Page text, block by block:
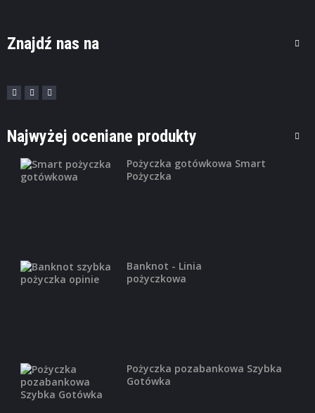
Znajdź nas na
Najwyżej oceniane produkty
Pożyczka gotówkowa Smart
Pożyczka
Banknot - Linia
pożyczkowa
Pożyczka pozabankowa Szybka
Gotówka